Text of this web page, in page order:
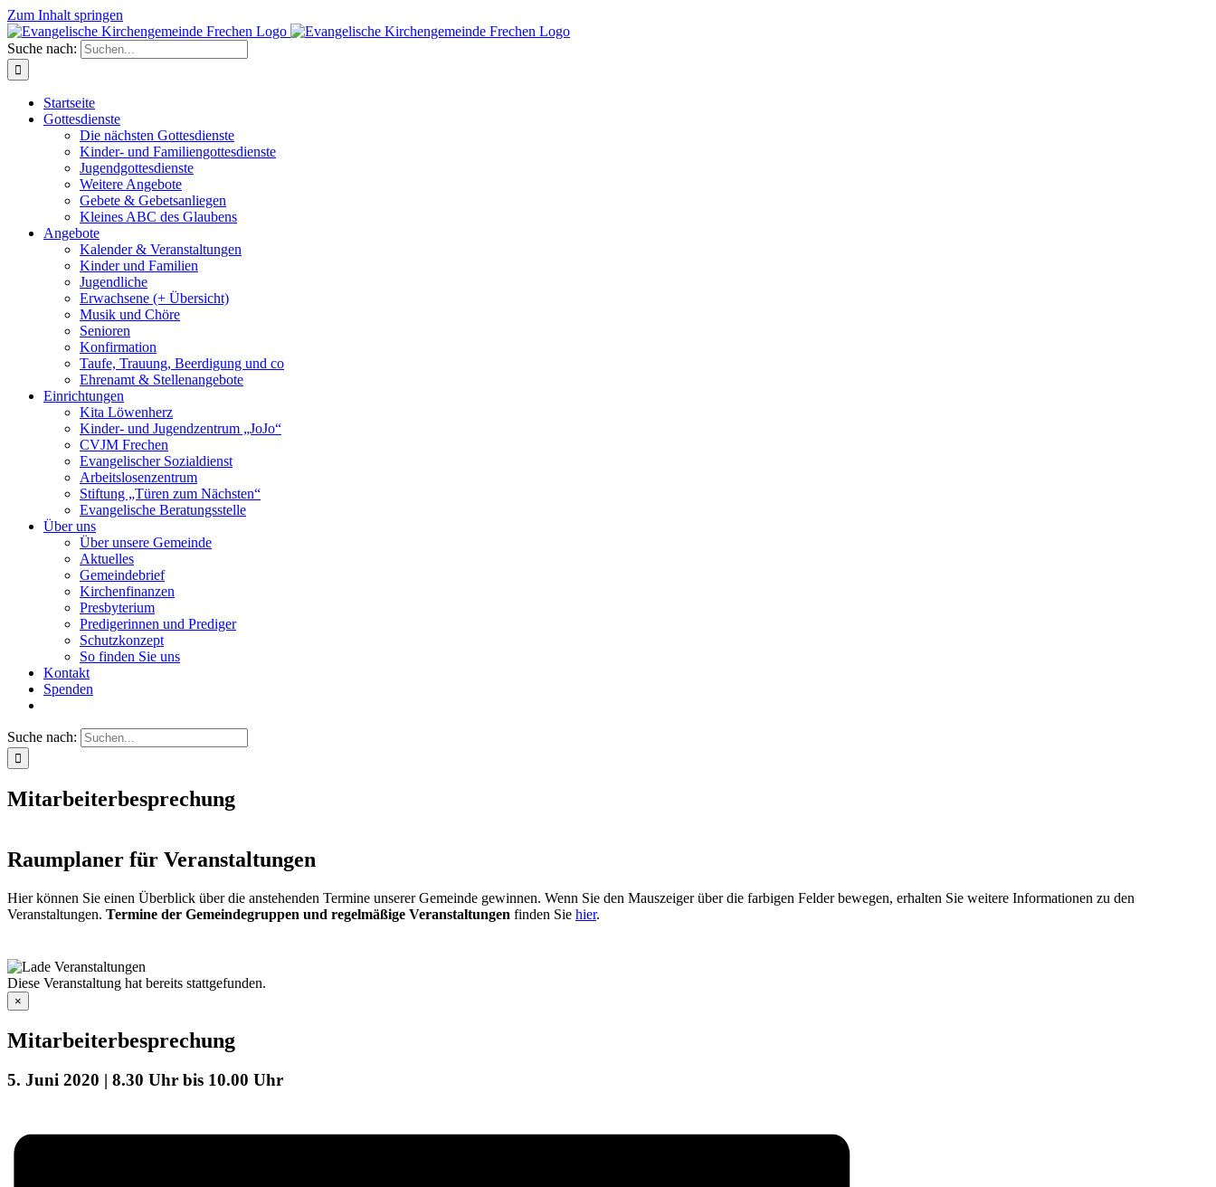
Zum Inhalt springen
Suche nach:
Startseite
Gottesdienste
Die nächsten Gottesdienste
Kinder- und Familiengottesdienste
Jugendgottesdienste
Weitere Angebote
Gebete & Gebetsanliegen
Kleines ABC des Glaubens
Angebote
Kalender & Veranstaltungen
Kinder und Familien
Jugendliche
Erwachsene (+ Übersicht)
Musik und Chöre
Senioren
Konfirmation
Taufe, Trauung, Beerdigung und co
Ehrenamt & Stellenangebote
Einrichtungen
Kita Löwenherz
Kinder- und Jugendzentrum „JoJo“
CVJM Frechen
Evangelischer Sozialdienst
Arbeitslosenzentrum
Stiftung „Türen zum Nächsten“
Evangelische Beratungsstelle
Über uns
Über unsere Gemeinde
Aktuelles
Gemeindebrief
Kirchenfinanzen
Presbyterium
Predigerinnen und Prediger
Schutzkonzept
So finden Sie uns
Kontakt
Spenden
Suche nach:
Mitarbeiterbesprechung
Raumplaner für Veranstaltungen
Hier können Sie einen Überblick über die anstehenden Termine unserer Gemeinde gewinnen. Wenn Sie den Mauszeiger über die farbigen Felder bewegen, erhalten Sie weitere Informationen zu den
Veranstaltungen. Termine der Gemeindegruppen und regelmäßige Veranstaltungen finden Sie hier.
Diese Veranstaltung hat bereits stattgefunden.
×
Mitarbeiterbesprechung
5. Juni 2020 | 8.30 Uhr bis 10.00 Uhr